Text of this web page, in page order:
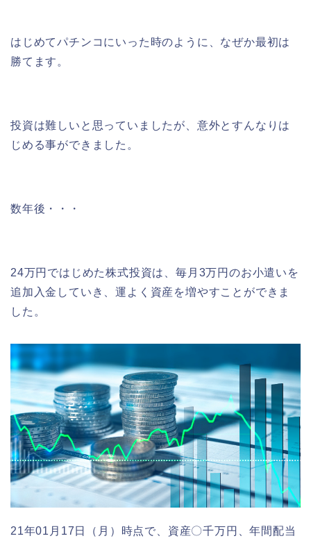
はじめてパチンコにいった時のように、なぜか最初は
勝てます。
投資は難しいと思っていましたが、意外とすんなりは
じめる事ができました。
数年後・・・
24万円ではじめた株式投資は、毎月3万円のお小遣いを
追加入金していき、運よく資産を増やすことができま
した。
21年01月17日（月）時点で、資産〇千万円、年間配当